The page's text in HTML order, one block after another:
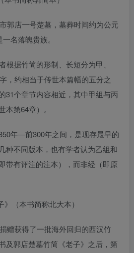
郭店一号楚墓，墓葬时间约为公元
名落魄贵族。
根据竹简的形制、长短分为甲、
，约相当于传世本篇幅的五分之
31个章节内容相近，其中甲组与丙
第64章）。
年—前300年之间，是现存最早的
种不同版本，也有学者认为乙组和
带有评注的注本），而非经（即原
（本书简称北大本）
赠获得了一批海外回归的西汉竹
及郭店楚墓竹简《老子》之后，第